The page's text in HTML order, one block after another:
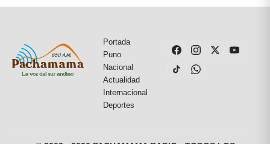
Portada
Puno
Nacional
Actualidad
Internacional
Deportes